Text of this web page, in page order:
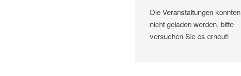
Die Veranstaltungen konnten
nicht geladen werden, bitte
versuchen Sie es erneut!